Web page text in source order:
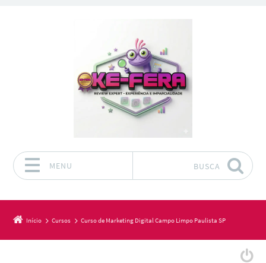
MENU BUSCA
Início Cursos Curso de Marketing Digital Campo Limpo Paulista SP